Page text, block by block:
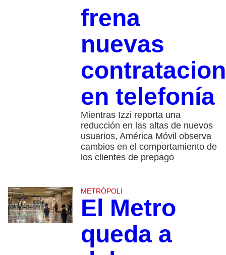
frena
nuevas
en telefonía
Mientras Izzi reporta una
reducción en las altas de nuevos
usuarios, América Móvil observa
cambios en el comportamiento de
los clientes de prepago
METRÓPOLI
El Metro
queda a